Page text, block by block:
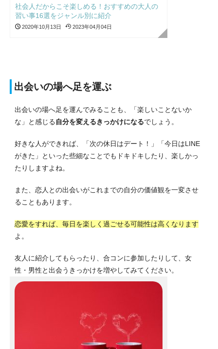
社会人だからこそ楽しめる！おすすめの大人の
習い事16選をジャンル別に紹介
2020年10月13日 2023年04月04日
出会いの場へ足を運ぶ
出会いの場へ足を運んでみることも、「楽しいことないか
な」と感じる 自分を変えるきっかけになるでしょう。
好きな人ができれば、「次の休日はデート！」「今日はLINE
がきた」といった些細なことでもドキドキしたり、楽しかっ
たりしますよね。
また、恋人との出会いがこれまでの自分の価値観を一変させ
ることもあります。
恋愛をすれば、毎日を楽しく過ごせる可能性は高くなります
よ。
友人に紹介してもらったり、合コンに参加したりして、女
性・男性と出会うきっかけを増やしてみてください。